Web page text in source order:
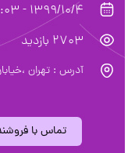
1399/10/4 - 15:03
2703 بازدید
آدرس : تهران
تماس با